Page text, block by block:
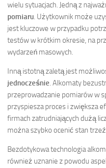
wielu sytuacjach. Jedną z
pomiaru. Użytkownik może
jest kluczowe w przypadku
testów w krótkim okresie, na
wydarzeń masowych.
Inną istotną zaletą jest
jednocześnie. Alkomaty
przeprowadzanie pomiarów w
przyspiesza proces i zwiększa
firmach zatrudniających dużą
można szybko ocenić stan
Bezdotykowa technologia
również uznanie z powodu